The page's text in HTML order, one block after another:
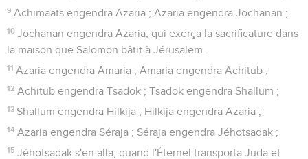
9 Achimaats engendra Azaria ; Azaria engendra Jochanan ;
10 Jochanan engendra Azaria, qui exerça la sacrificature dans
la maison que Salomon bâtit à Jérusalem.
11 Azaria engendra Amaria ; Amaria engendra Achitub ;
12 Achitub engendra Tsadok ; Tsadok engendra Shallum ;
13 Shallum engendra Hilkija ; Hilkija engendra Azaria ;
14 Azaria engendra Séraja ; Séraja engendra Jéhotsadak ;
15 Jéhotsadak s'en alla, quand l'Éternel transporta Juda et